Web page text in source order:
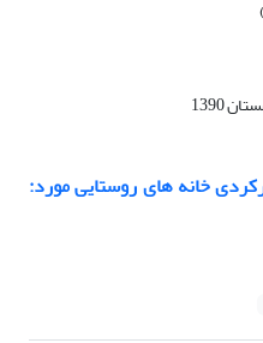
خانه های روستایی مورد: